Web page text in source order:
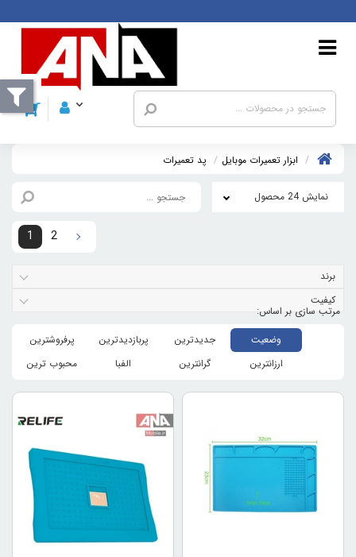
ابزار تعمیرات موبایل پد تعميرات
نمایش 24 محصول
1 2
برند
کیفیت
وضعیت جدیدترین پربازدیدترین
پرفروشترین
ارزانترین
گرانترین الفبا محبوب ترین